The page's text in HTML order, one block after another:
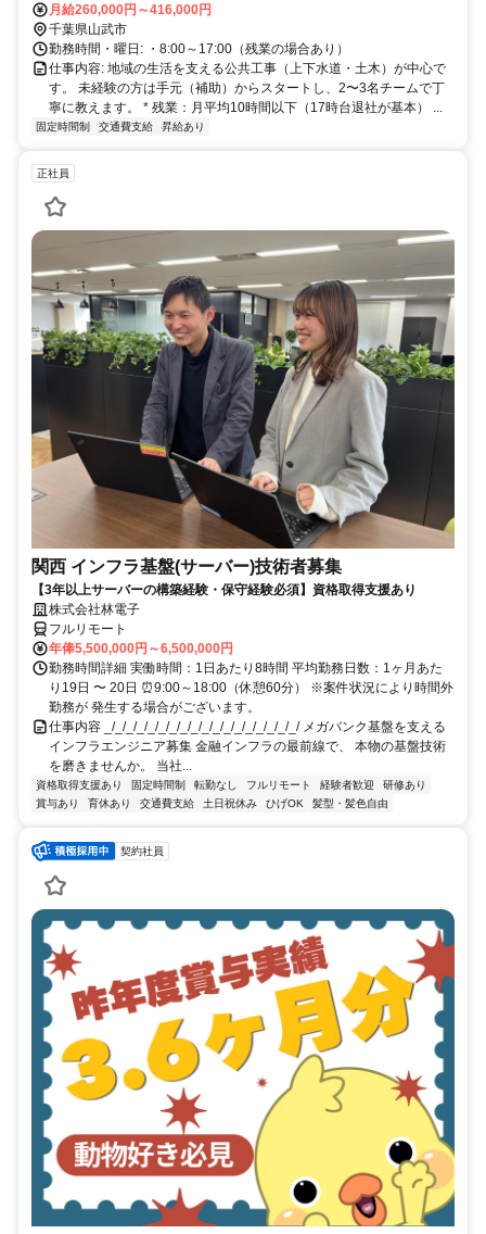
月給260,000円～416,000円
千葉県山武市
勤務時間・曜日: ・8:00～17:00（残業の場合あり）
仕事内容: 地域の生活を支える公共工事（上下水道・土木）が中心で
す。 未経験の方は手元（補助）からスタートし、2〜3名チームで丁
寧に教えます。 * 残業：月平均10時間以下（17時台退社が基本） ...
固定時間制 交通費支給 昇給あり
正社員
関西 インフラ基盤(サーバー)技術者募集
【3年以上サーバーの構築経験・保守経験必須】資格取得支援あり
株式会社林電子
フルリモート
年俸5,500,000円～6,500,000円
勤務時間詳細 実働時間：1日あたり8時間 平均勤務日数：1ヶ月あた
り19日 〜 20日 ⏰9:00～18:00（休憩60分） ※案件状況により時間外
勤務が 発生する場合がございます。
仕事内容 _/_/_/_/_/_/_/_/_/_/_/_/_/_/_/_/_/_/ メガバンク基盤を支える
インフラエンジニア募集 金融インフラの最前線で、 本物の基盤技術
を磨きませんか。 当社...
資格取得支援あり 固定時間制 転勤なし フルリモート 経験者歓迎
研修あり
賞与あり
育休あり 交通費支給 土日祝休み ひげOK 髪型・髪色自由
契約社員